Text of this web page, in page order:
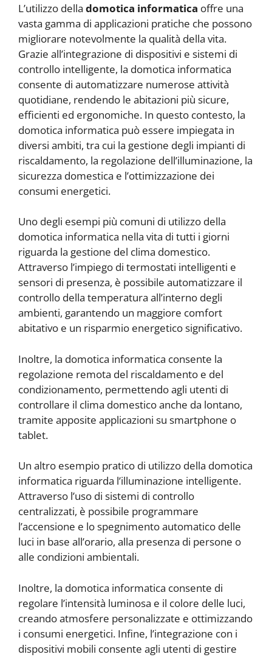
L’utilizzo della domotica informatica offre una
vasta gamma di applicazioni pratiche che possono
migliorare notevolmente la qualità della vita.
Grazie all’integrazione di dispositivi e sistemi di
controllo intelligente, la domotica informatica
consente di automatizzare numerose attività
quotidiane, rendendo le abitazioni più sicure,
efficienti ed ergonomiche. In questo contesto, la
domotica informatica può essere impiegata in
diversi ambiti, tra cui la gestione degli impianti di
riscaldamento, la regolazione dell’illuminazione, la
sicurezza domestica e l’ottimizzazione dei
consumi energetici.
Uno degli esempi più comuni di utilizzo della
domotica informatica nella vita di tutti i giorni
riguarda la gestione del clima domestico.
Attraverso l’impiego di termostati intelligenti e
sensori di presenza, è possibile automatizzare il
controllo della temperatura all’interno degli
ambienti, garantendo un maggiore comfort
abitativo e un risparmio energetico significativo.
Inoltre, la domotica informatica consente la
regolazione remota del riscaldamento e del
condizionamento, permettendo agli utenti di
controllare il clima domestico anche da lontano,
tramite apposite applicazioni su smartphone o
tablet.
Un altro esempio pratico di utilizzo della domotica
informatica riguarda l’illuminazione intelligente.
Attraverso l’uso di sistemi di controllo
centralizzati, è possibile programmare
l’accensione e lo spegnimento automatico delle
luci in base all’orario, alla presenza di persone o
alle condizioni ambientali.
Inoltre, la domotica informatica consente di
regolare l’intensità luminosa e il colore delle luci,
creando atmosfere personalizzate e ottimizzando
i consumi energetici. Infine, l’integrazione con i
dispositivi mobili consente agli utenti di gestire